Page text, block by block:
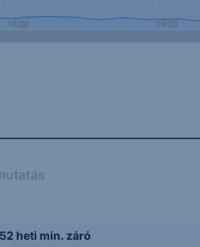
18:00 19:00
heti min. záró